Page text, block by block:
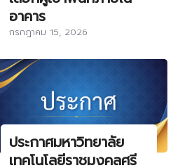
อาคาร
กรกฎาคม 15, 2026
ประกาศมหาวิทยาลัย
เทคโนโลยีราชมงคลศรี